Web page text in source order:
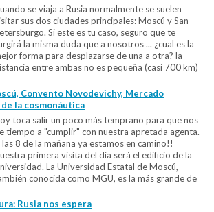
se viaja a Rusia normalmente se suelen
sus dos ciudades principales: Moscú y San
Si este es tu caso, seguro que te
la misma duda que a nosotros ... ¿cual es la
forma para desplazarse de una a otra? la
entre ambas no es pequeña (casi 700 km)
Convento Novodevichy, Mercado
la cosmonáutica
toca salir un poco más temprano para que nos
tiempo a "cumplir" con nuestra apretada agenta.
las 8 de la mañana ya estamos en camino!!
primera visita del día será el edificio de la
La Universidad Estatal de Moscú,
conocida como MGU, es la más grande de
Rusia nos espera